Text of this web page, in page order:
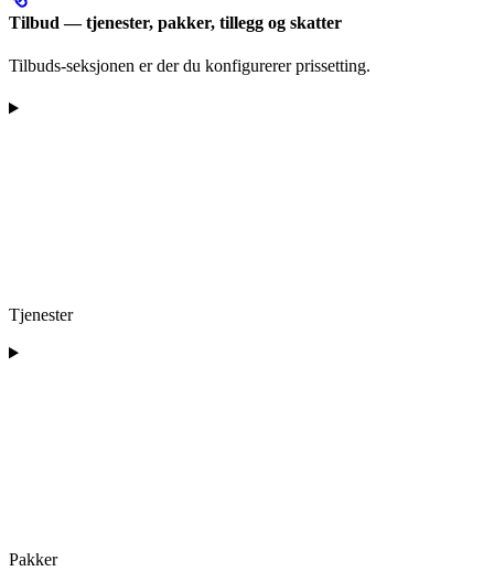
Tilbud — tjenester, pakker, tillegg og skatter
Tilbuds-seksjonen er der du konfigurerer prissetting.
Tjenester
Pakker